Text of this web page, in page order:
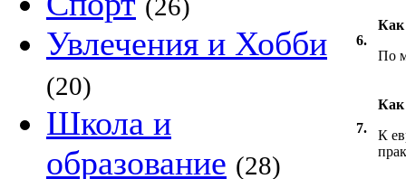
(26)
Увлечения и Хобби
(20)
Школа и
образование (28)
6.
Как
По
7.
Как
К